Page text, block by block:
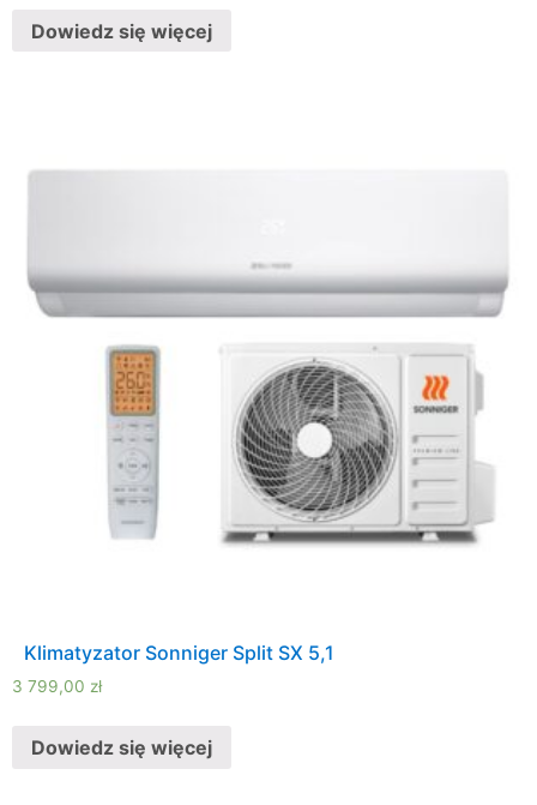
Dowiedz się więcej
Klimatyzator Sonniger Split SX 5,1
3 799,00 zł
Dowiedz się więcej